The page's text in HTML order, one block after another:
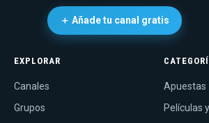
＋ Añade tu canal gratis
EXPLORAR
Canales
Grupos
Apuestas
Películas